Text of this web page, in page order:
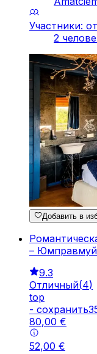
Участники:
2
Добавить в
–
9.3
Отличный(4)
top
- cохранить
80,00 €
52,00 €